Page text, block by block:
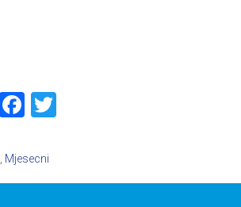
Facebook
Mjesecni